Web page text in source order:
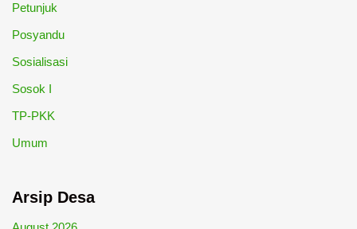
Petunjuk
Posyandu
Sosialisasi
Sosok I
TP-PKK
Umum
Arsip Desa